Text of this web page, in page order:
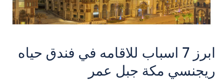
ابرز 7 اسباب للاقامه في فندق حياه
ريجنسي مكة جبل عمر